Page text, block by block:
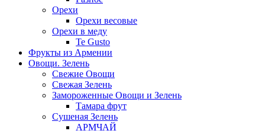
Орехи
Орехи весовые
Орехи в меду
Te Gusto
Фрукты из Армении
Овощи. Зелень
Свежие Овощи
Свежая Зелень
Замороженные Овощи и Зелень
Тамара фрут
Сушеная Зелень
АРМЧАЙ